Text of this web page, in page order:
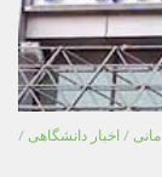
/ اخبار دانشگاهی /